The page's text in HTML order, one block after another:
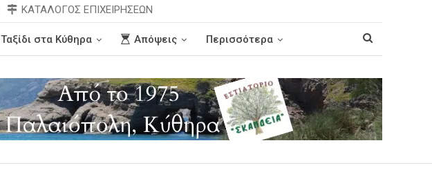
ΚΑΤΑΛΟΓΟΣ ΕΠΙΧΕΙΡΗΣΕΩΝ
Ταξίδι στα Κύθηρα Απόψεις Περισσότερα